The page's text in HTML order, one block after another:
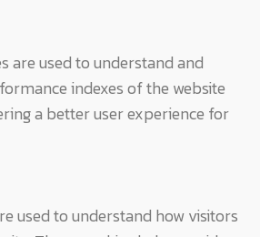
are used to understand and
indexes of the website
a better user experience for
used to understand how visitors